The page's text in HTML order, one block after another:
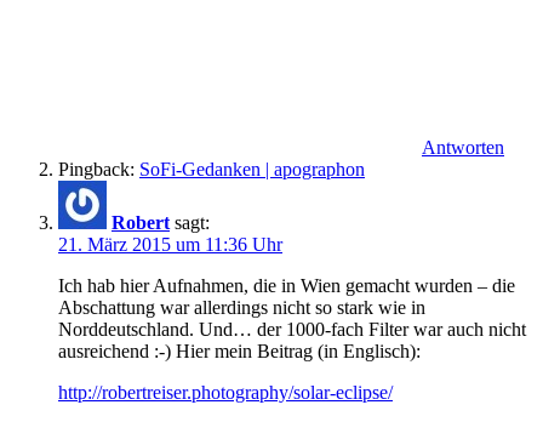
Antworten
Pingback: SoFi-Gedanken | apographon
Robert sagt:
21. März 2015 um 11:36 Uhr
Ich hab hier Aufnahmen, die in Wien gemacht wurden – die
Abschattung war allerdings nicht so stark wie in
Norddeutschland. Und… der 1000-fach Filter war auch nicht
ausreichend :-) Hier mein Beitrag (in Englisch):
http://robertreiser.photography/solar-eclipse/